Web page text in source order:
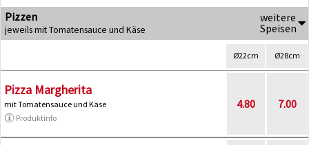
Pizzen
jeweils mit Tomatensauce und Käse
weitere
Speisen
Ø22cm Ø28cm
Pizza Margherita
mit Tomatensauce und Käse
Produktinfo
4.80 7.00